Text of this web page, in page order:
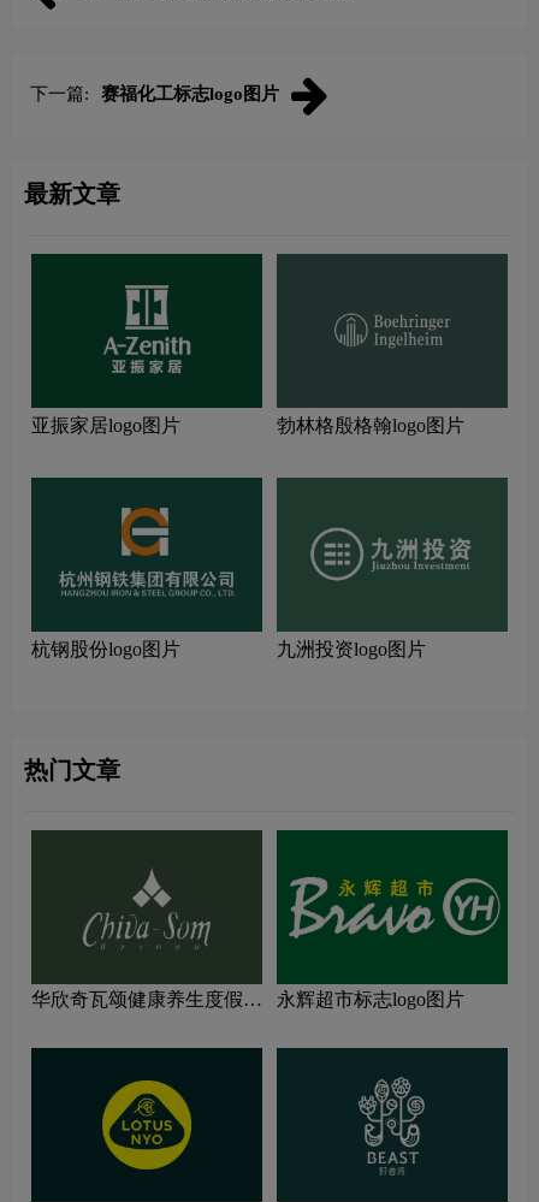
下一篇: 赛福化工标志logo图片
最新文章
亚振家居logo图片 勃林格殷格翰logo图片
杭钢股份logo图片 九洲投资logo图片
热门文章
华欣奇瓦颂健康养生度假村
永辉超市标志logo图片